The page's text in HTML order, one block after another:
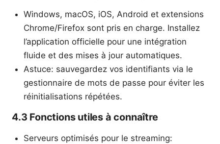
Windows, macOS, iOS, Android et extensions
Chrome/Firefox sont pris en charge. Installez
l’application officielle pour une intégration
fluide et des mises à jour automatiques.
Astuce: sauvegardez vos identifiants via le
gestionnaire de mots de passe pour éviter les
réinitialisations répétées.
4.3 Fonctions utiles à connaître
Serveurs optimisés pour le streaming: